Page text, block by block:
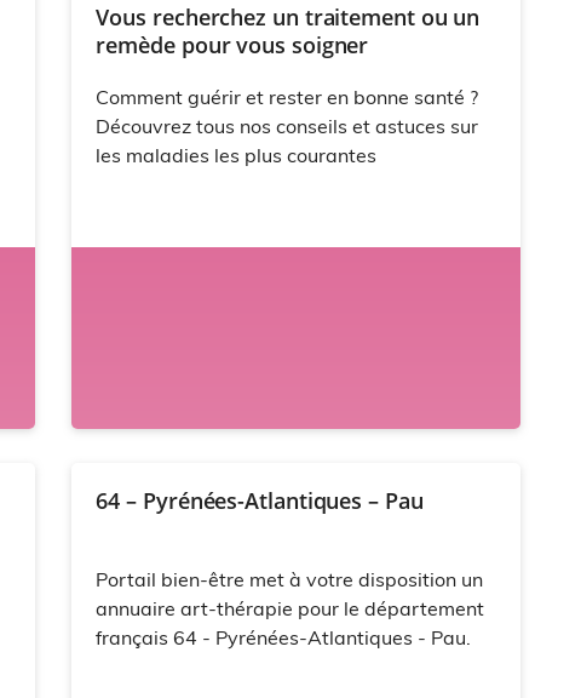
Vous recherchez un traitement ou un
remède pour vous soigner
Comment guérir et rester en bonne santé ?
Découvrez tous nos conseils et astuces sur
les maladies les plus courantes
64 – Pyrénées-Atlantiques – Pau
Portail bien-être met à votre disposition un
annuaire art-thérapie pour le département
français 64 - Pyrénées-Atlantiques - Pau.